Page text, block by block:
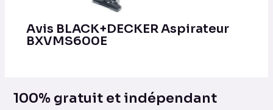
Avis BLACK+DECKER Aspirateur
BXVMS600E
100% gratuit et indépendant